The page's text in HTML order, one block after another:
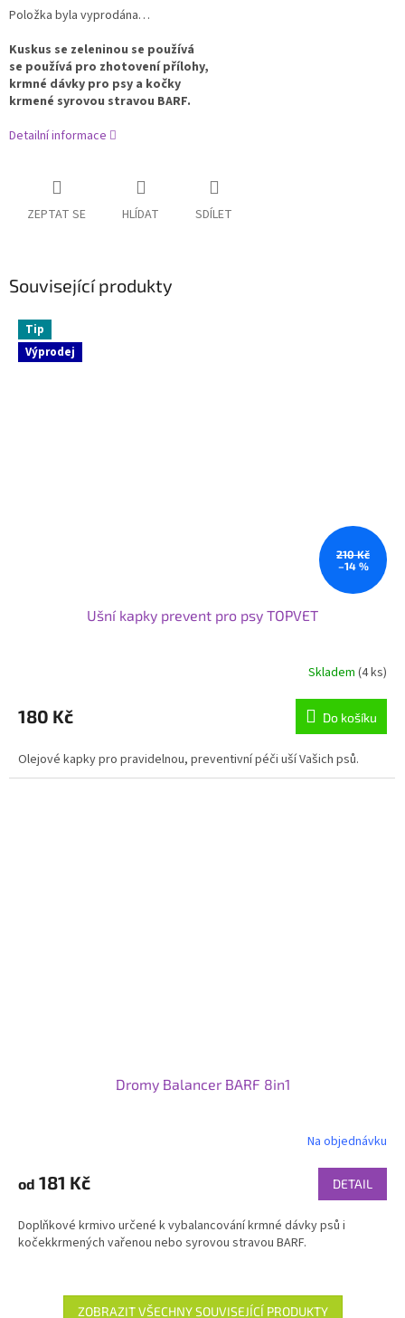
Položka byla vyprodána…
Kuskus se zeleninou se používá
se používá pro zhotovení přílohy,
krmné dávky pro psy a kočky
krmené syrovou stravou BARF.
Detailní informace
ZEPTAT SE HLÍDAT SDÍLET
Související produkty
Tip
Výprodej
210 Kč
–14 %
Ušní kapky prevent pro psy TOPVET
Skladem (4 ks)
180 Kč Do košíku
Olejové kapky pro pravidelnou, preventivní péči uší Vašich psů.
Dromy Balancer BARF 8in1
Na objednávku
od 181 Kč DETAIL
Doplňkové krmivo určené k vybalancování krmné dávky psů i
kočekkrmených vařenou nebo syrovou stravou BARF.
ZOBRAZIT VŠECHNY SOUVISEJÍCÍ PRODUKTY